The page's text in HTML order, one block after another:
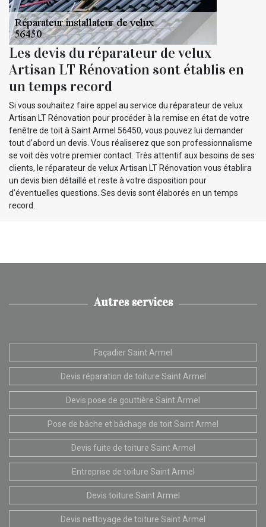
Les devis du réparateur de velux
Artisan LT Rénovation sont établis en
un temps record
Si vous souhaitez faire appel au service du réparateur de velux
Artisan LT Rénovation pour procéder à la remise en état de votre
fenêtre de toit à Saint Armel 56450, vous pouvez lui demander
tout d’abord un devis. Vous réaliserez que son professionnalisme
se voit dès votre premier contact. Très attentif aux besoins de ses
clients, le réparateur de velux Artisan LT Rénovation vous établira
un devis bien détaillé et reste à votre disposition pour
d’éventuelles questions. Ses devis sont élaborés en un temps
record.
Autres services
Façadier Saint Armel
Devis réparation de toiture Saint Armel
Devis pose de gouttière Saint Armel
Pose de bâche et bâchage de toit Saint Armel
Devis fuite de toiture Saint Armel
Entreprise de toiture Saint Armel
Devis toiture Saint Armel
Devis nettoyage de toiture Saint Armel